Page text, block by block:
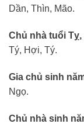
Dần, Thìn, Mão.
Chủ nhà tuổi
Tý, Hợi, Tý.
Gia chủ sinh
Ngọ.
Chủ nhà sinh